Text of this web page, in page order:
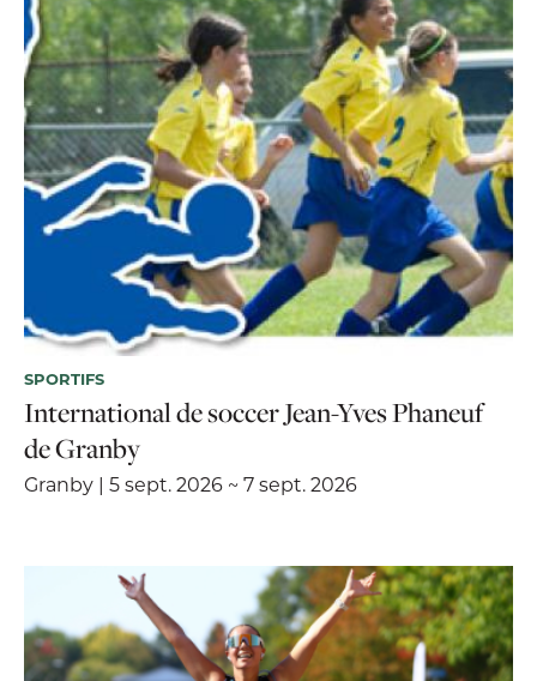
SPORTIFS
International de soccer Jean-Yves Phaneuf
de Granby
Granby | 5 sept. 2026 ~ 7 sept. 2026